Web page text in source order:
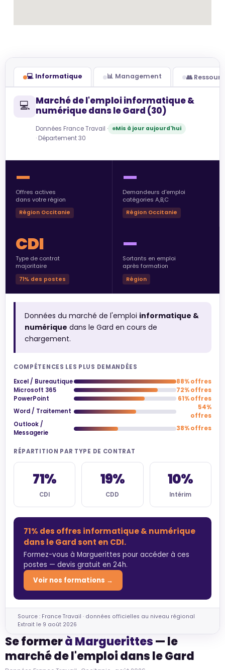
💻 Informatique 📊 Management 👥
💻 Marché de l'emploi informatique &
numérique dans le Gard (30)
Données France Travail · Mis à jour aujourd'hui
· Département 30
—
Offres actives
dans votre région
Région Occitanie
—
Demandeurs d'emploi
catégories A,B,C
Région Occitanie
CDI
Type de contrat
majoritaire
71% des postes
—
Sortants en emploi
après formation
Région
Données du marché de l'emploi informatique &
numérique dans le Gard en cours de
chargement.
COMPÉTENCES LES PLUS DEMANDÉES
Excel / Bureautique
88% offres
Microsoft 365
72% offres
PowerPoint
61% offres
Word / Traitement
54%
offres
Outlook /
Messagerie
38% offres
RÉPARTITION PAR TYPE DE CONTRAT
71%
CDI
19%
CDD
10%
Intérim
71% des offres informatique & numérique
dans le Gard sont en CDI.
Formez-vous à Marguerittes pour accéder à ces
postes — devis gratuit en 24h.
Voir nos formations →
Source : France Travail · données officielles au niveau régional
Extrait le 9 août 2026
Se formerà Marguerittes— le
marché de l'emploi dans le Gard